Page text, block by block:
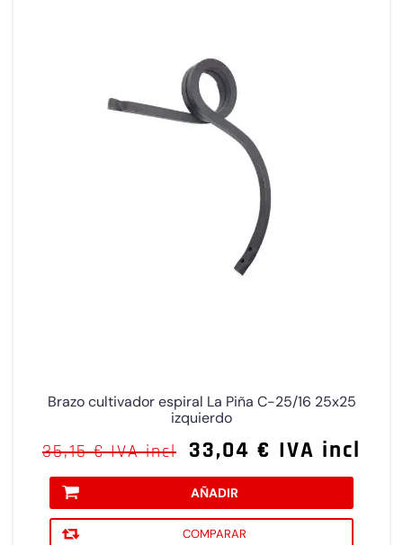
Brazo cultivador espiral La Piña C-25/16 25x25
izquierdo
35,15 € IVA incl 33,04 € IVA incl
AÑADIR
COMPARAR